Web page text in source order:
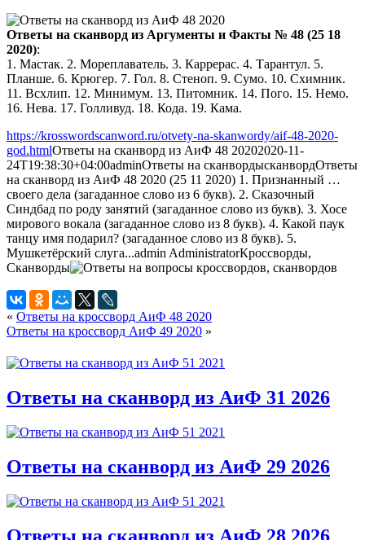
Ответы на сканворд из Аргументы и Факты № 48 (25 18
2020):
1. Мастак. 2. Мореплаватель. 3. Каррерас. 4. Тарантул. 5.
Планше. 6. Крюгер. 7. Гол. 8. Стеноп. 9. Сумо. 10. Схимник.
11. Всхлип. 12. Минимум. 13. Питомник. 14. Пого. 15. Немо.
16. Нева. 17. Голливуд. 18. Кода. 19. Кама.
https://krosswordscanword.ru/otvety-na-skanwordy/aif-48-2020-
god.htmlОтветы на сканворд из АиФ 48 20202020-11-
24T19:38:30+04:00adminОтветы на сканвордысканвордОтветы
на сканворд из АиФ 48 2020 (25 11 2020) 1. Признанный …
своего дела (загаданное слово из 6 букв). 2. Сказочный
Синдбад по роду занятий (загаданное слово из букв). 3. Хосе
мирового вокала (загаданное слово из 8 букв). 4. Какой паук
танцу имя подарил? (загаданное слово из 8 букв). 5.
Мушкетёрский слуга...admin AdministratorКроссворды,
Сканворды
« Ответы на кроссворд АиФ 48 2020
Ответы на кроссворд АиФ 49 2020 »
Ответы на сканворд из АиФ 31 2026
Ответы на сканворд из АиФ 29 2026
Ответы на сканворд из АиФ 28 2026